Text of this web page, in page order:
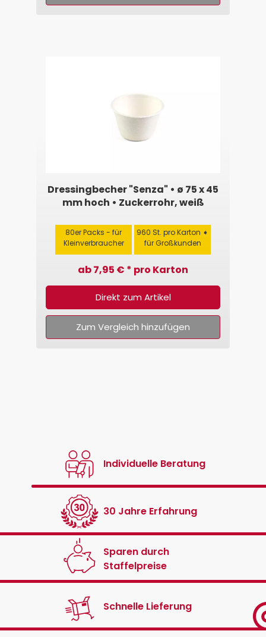
Dressingbecher "Senza" • ø 75 x 45
mm hoch • Zuckerrohr, weiß
80er Packs - für
Kleinverbraucher
960 St. pro Karton ➧
für Großkunden
ab 7,95 € * pro Karton
Direkt zum Artikel
Zum Vergleich hinzufügen
Individuelle Beratung
30 Jahre Erfahrung
Sparen durch
Staffelpreise
Schnelle Lieferung